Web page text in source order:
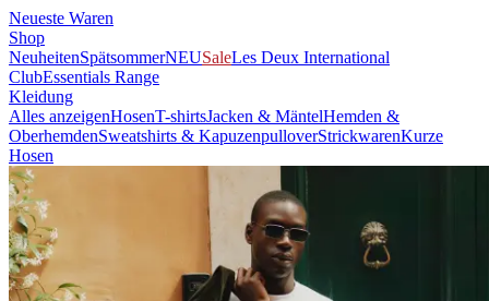
Neueste Waren
Shop
NeuheitenSpätsommerNEUSaleLes Deux International
ClubEssentials Range
Kleidung
Alles anzeigenHosenT-shirtsJacken & MäntelHemden &
OberhemdenSweatshirts & KapuzenpulloverStrickwarenKurze
Hosen